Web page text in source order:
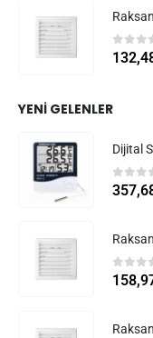
05
YENI GELENLER
Dijital
05
0 5